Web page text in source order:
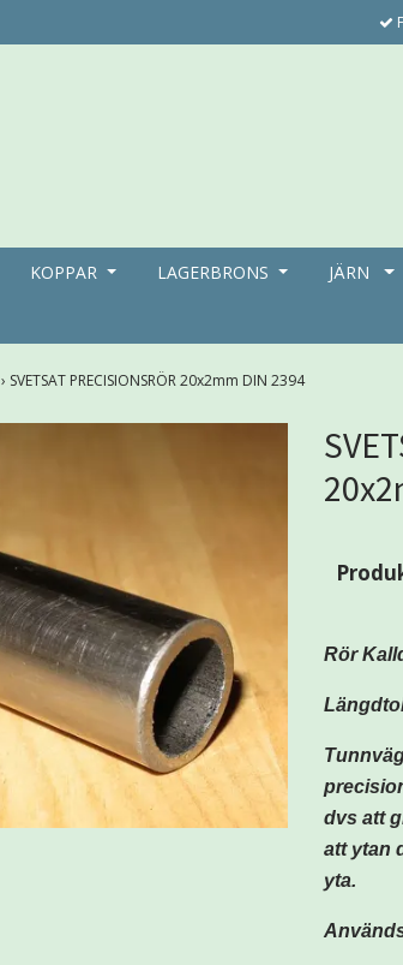
KOPPAR LAGERBRONS JÄRN
› SVETSAT PRECISIONSRÖR 20x2mm DIN 2394
Rör
dvs att
att ytan
yta.